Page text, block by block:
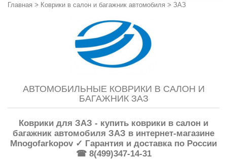
Главная > Коврики в салон и багажник автомобиля > ЗАЗ
АВТОМОБИЛЬНЫЕ КОВРИКИ В САЛОН И
БАГАЖНИК ЗАЗ
Коврики для ЗАЗ - купить коврики в салон и
багажник автомобиля ЗАЗ в интернет-магазине
Mnogofarkopov ✓ Гарантия и доставка по России
☎ 8(499)347-14-31